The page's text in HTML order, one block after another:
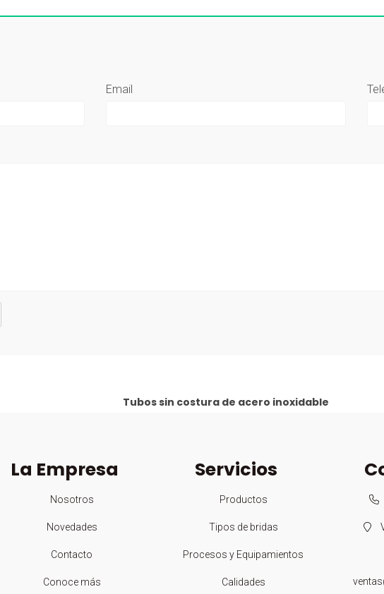
Email
Tubos sin costura de acero inoxidable
La Empresa
Nosotros
Novedades
Contacto
Conoce más
Servicios
Productos
Tipos de bridas
Procesos y Equipamientos
Calidades